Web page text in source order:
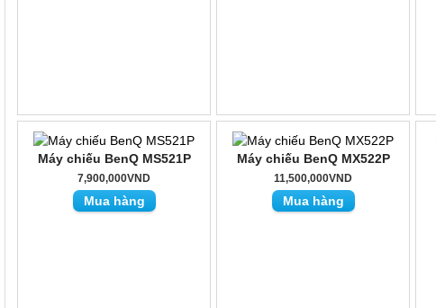
Máy chiếu BenQ MS521P
7,900,000VND
Mua hàng
Máy chiếu BenQ MX522P
11,500,000VND
Mua hàng